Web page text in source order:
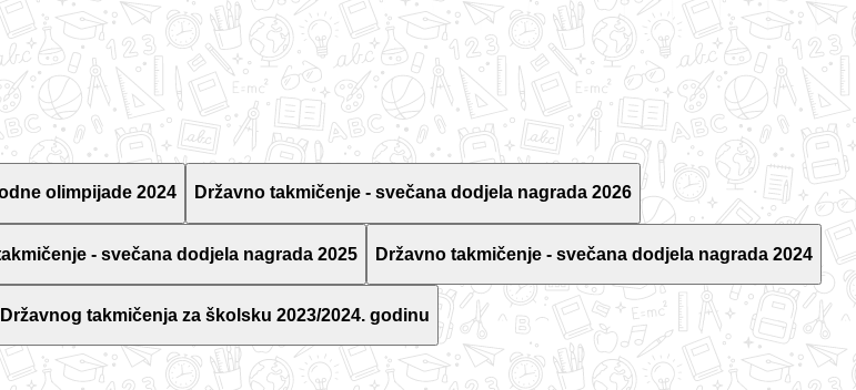
olimpijade 2024 Državno takmičenje - svečana dodjela nagrada 2026
- svečana dodjela nagrada 2025 Državno takmičenje - svečana dodjela nagrada 2024
takmičenja za školsku 2023/2024. godinu